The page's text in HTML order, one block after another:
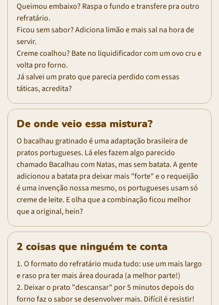
Queimou embaixo? Raspa o fundo e transfere pra outro
refratário.
Ficou sem sabor? Adiciona limão e mais sal na hora de
servir.
Creme coalhou? Bate no liquidificador com um ovo cru e
volta pro forno.
Já salvei um prato que parecia perdido com essas
táticas, acredita?
De onde veio essa mistura?
O bacalhau gratinado é uma adaptação brasileira de
pratos portugueses. Lá eles fazem algo parecido
chamado Bacalhau com Natas, mas sem batata. A gente
adicionou a batata pra deixar mais "forte" e o requeijão
é uma invenção nossa mesmo, os portugueses usam só
creme de leite. E olha que a combinação ficou melhor
que a original, hein?
2 coisas que ninguém te conta
1. O formato do refratário muda tudo: use um mais largo
e raso pra ter mais área dourada (a melhor parte!)
2. Deixar o prato "descansar" por 5 minutos depois do
forno faz o sabor se desenvolver mais. Difícil é resistir!